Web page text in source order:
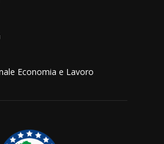
Economia e Lavoro